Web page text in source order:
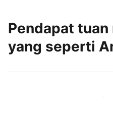
Pendapat tuan
yang seperti
Gabung dengan tuan